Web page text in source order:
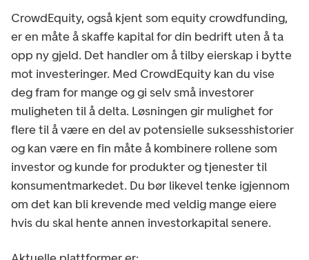
CrowdEquity, også kjent som equity crowdfunding,
er en måte å skaffe kapital for din bedrift uten å ta
opp ny gjeld. Det handler om å tilby eierskap i bytte
mot investeringer. Med CrowdEquity kan du vise
deg fram for mange og gi selv små investorer
muligheten til å delta. Løsningen gir mulighet for
flere til å være en del av potensielle suksesshistorier
og kan være en fin måte å kombinere rollene som
investor og kunde for produkter og tjenester til
konsumentmarkedet. Du bør likevel tenke igjennom
om det kan bli krevende med veldig mange eiere
hvis du skal hente annen investorkapital senere.